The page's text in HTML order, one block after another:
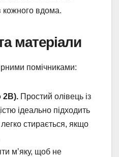
кожного вдома.
матеріали
помічниками:
2B). Простий олівець із
ідеально підходить
стирається, якщо
м’яку, щоб не